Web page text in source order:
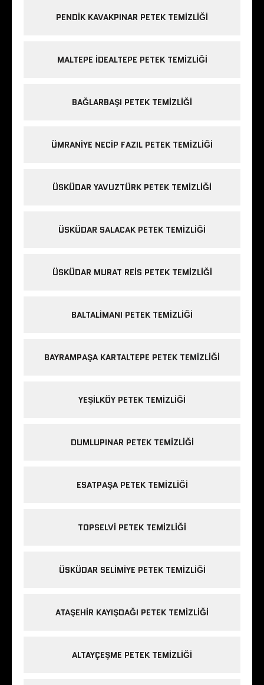
PENDIK KAVAKPINAR PETEK TEMIZLIĞI
MALTEPE IDEALTEPE PETEK TEMIZLIĞI
BAĞLARBAŞI PETEK TEMIZLIĞI
ÜMRANIYE NECIP FAZIL PETEK TEMIZLIĞI
ÜSKÜDAR YAVUZTÜRK PETEK TEMIZLIĞI
ÜSKÜDAR SALACAK PETEK TEMIZLIĞI
ÜSKÜDAR MURAT REIS PETEK TEMIZLIĞI
BALTALIMANI PETEK TEMIZLIĞI
BAYRAMPAŞA KARTALTEPE PETEK TEMIZLIĞI
YEŞILKÖY PETEK TEMIZLIĞI
DUMLUPINAR PETEK TEMIZLIĞI
ESATPAŞA PETEK TEMIZLIĞI
TOPSELVI PETEK TEMIZLIĞI
ÜSKÜDAR SELIMIYE PETEK TEMIZLIĞI
ATAŞEHIR KAYIŞDAĞI PETEK TEMIZLIĞI
ALTAYÇEŞME PETEK TEMIZLIĞI